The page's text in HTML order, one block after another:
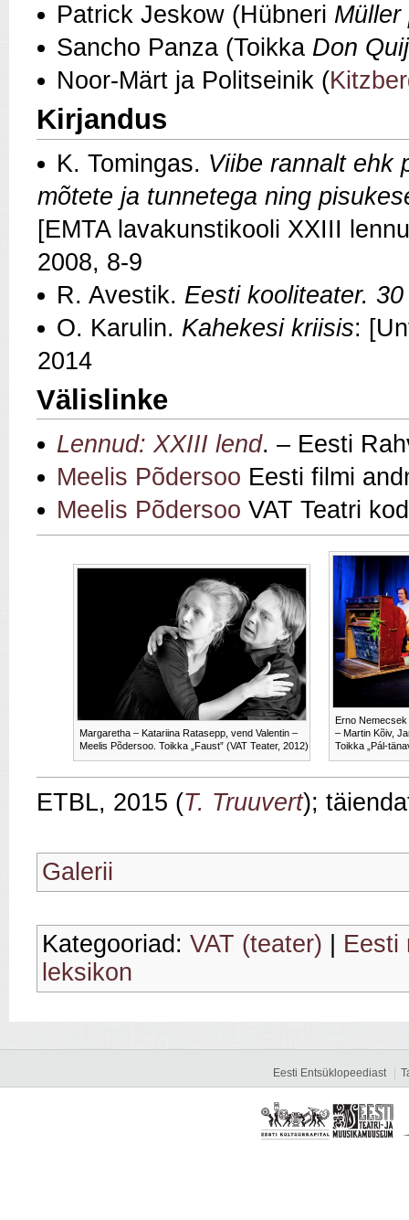
Patrick Jeskow (Hübneri Müller
Sancho Panza (Toikka Don
Noor-Märt ja Politseinik (
Kirjandus
K. Tomingas. Viibe rannalt ehk
mõtete ja tunnetega ning
[EMTA lavakunstikooli XXIII
2008, 8-9
R. Avestik. Eesti kooliteater.
O. Karulin. Kahekesi kriisis:
2014
Välislinke
Lennud: XXIII lend. – Eesti
Meelis Põdersoo Eesti filmi
Meelis Põdersoo VAT Teatri
Margaretha – Katariina Ratasepp, vend Valentin –
Meelis Põdersoo. Toikka „Faust” (VAT Teater, 2012)
Erno
– Martin Kõiv,
Toikka „Pál-
ETBL, 2015 (T. Truuvert);
Galerii
Kategooriad: VAT (teater)
Eesti
leksikon
Eesti Entsüklopeediast